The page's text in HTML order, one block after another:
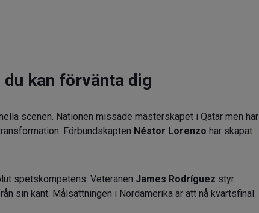
kan förvänta dig
scenen. Nationen missade mästerskapet i Qatar men har
Förbundskapten Néstor Lorenzo har skapat
spetskompetens. Veteranen James Rodríguez styr
sin kant. Målsättningen i Nordamerika är att nå kvartsfinal.